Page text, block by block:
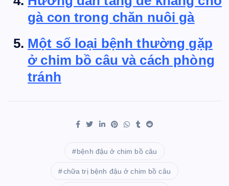
gà con trong chăn nuôi gà
Một số loại bệnh thường gặp
ở chim bồ câu và cách phòng
tránh
bệnh đậu ở chim bồ câu
chữa trị bệnh đậu ở chim bồ câu